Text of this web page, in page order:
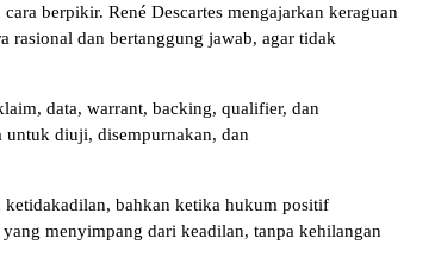
berpikir. René Descartes mengajarkan keraguan
rasional dan bertanggung jawab, agar tidak
data, warrant, backing, qualifier, dan
diuji, disempurnakan, dan
ketidakadilan, bahkan ketika hukum positif
menyimpang dari keadilan, tanpa kehilangan